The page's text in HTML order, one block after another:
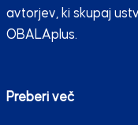
avtorjev, ki skupaj
OBALAplus.
Preberi več